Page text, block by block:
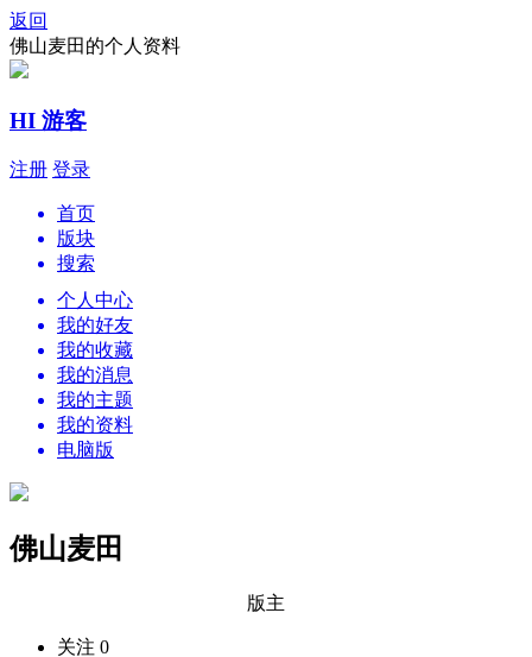
返回
佛山麦田的个人资料
HI 游客
注册 登录
首页
版块
搜索
个人中心
我的好友
我的收藏
我的消息
我的主题
我的资料
电脑版
佛山麦田
版主
关注 0